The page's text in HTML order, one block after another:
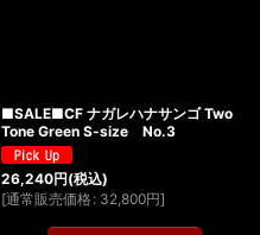
■SALE■CF ナガレハナサンゴ Two
Tone Green S-size No.3
26,240円(税込)
[通常販売価格 : 32,800円]